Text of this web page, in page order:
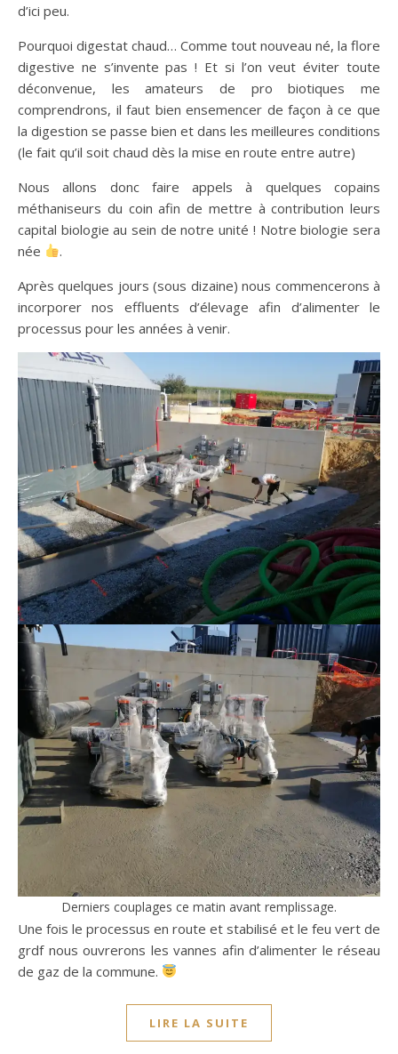
d’ici peu.
Pourquoi digestat chaud… Comme tout nouveau né, la flore
digestive ne s’invente pas ! Et si l’on veut éviter toute
déconvenue, les amateurs de pro biotiques me
comprendrons, il faut bien ensemencer de façon à ce que
la digestion se passe bien et dans les meilleures conditions
(le fait qu’il soit chaud dès la mise en route entre autre)
Nous allons donc faire appels à quelques copains
méthaniseurs du coin afin de mettre à contribution leurs
capital biologie au sein de notre unité ! Notre biologie sera
née
.
Après quelques jours (sous dizaine) nous commencerons à
incorporer nos effluents d’élevage afin d’alimenter le
processus pour les années à venir.
Derniers couplages ce matin avant remplissage.
Une fois le processus en route et stabilisé et le feu vert de
grdf nous ouvrerons les vannes afin d’alimenter le réseau
de gaz de la commune.
LIRE LA SUITE